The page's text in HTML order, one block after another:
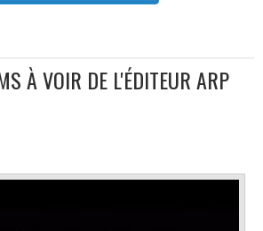
À VOIR DE L'ÉDITEUR ARP